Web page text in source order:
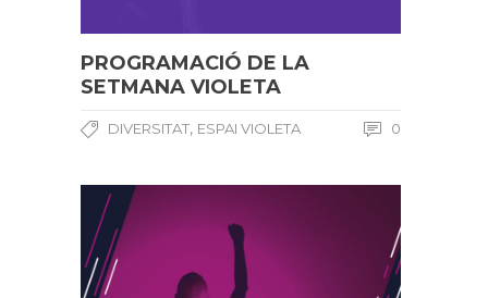
PROGRAMACIÓ DE LA
SETMANA VIOLETA
DIVERSITAT, ESPAI VIOLETA 0